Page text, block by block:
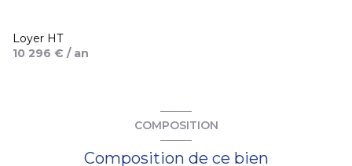
Loyer HT
10 296 € / an
COMPOSITION
Composition de ce bien